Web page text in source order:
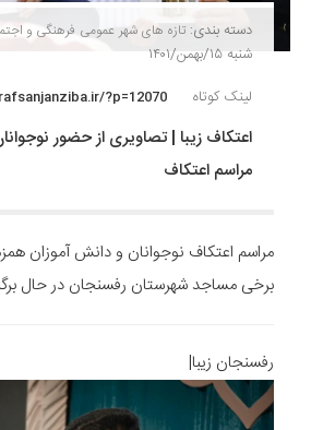
دسته بندی:تازه های شهر عمومی فرهنگی و
شنبه ۱۵/بهمن/۱۴۰۱
لینک کوتاه
?p=12070
اعتکاف زیبا | تصاویری از حضور
مراسم اعتکاف
مراسم اعتکاف نوجوانان و دانش آموزان
برخی مساجد شهرستان رفسنجان در حال
رفسنجان زیبا|